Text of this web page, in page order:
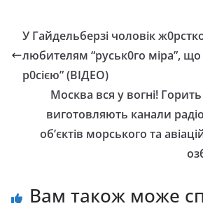
У Гайдельберзі чоловік
любителям “руськ0го міра”, що
р0сією” (ВІДЕО)
Москва вся у вогні!
виготовляють канали
об’єктів морського та
Вам також може